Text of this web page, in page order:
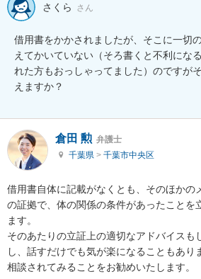
さくら さん
借用書をかかされましたが、そこに一切
えてかいていない（そろ書くと不利にな
れた方もおっしゃってました）のですが
えますか？
倉田 勲 弁護士
千葉県 > 千葉市中央区
借用書自体に記載がなくとも、そのほかの
の証拠で、体の関係の条件があったことを
ます。
そのあたりの立証上の適切なアドバイスも
し、話すだけでも気が楽になることもあり
相談されてみることをお勧めいたします。